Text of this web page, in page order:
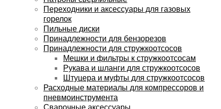
Переходники и аксессуары для газовых
горелок
Пильные диски
Принадлежности для бензорезов
Принадлежности для стружкоотсосов
Мешки и фильтры к стружкоотсосам
Рукава и шланги для стружкоотсосов
Штуцера и муфты для стружкоотсосов
Расходные материалы для компрессоров и
пневмоинструмента
Сварочные аксессуары